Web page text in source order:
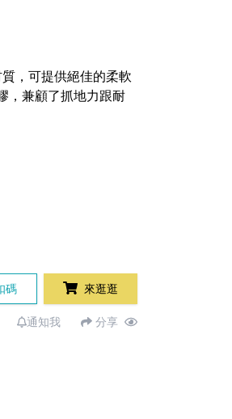
，可提供絕佳的柔軟
，兼顧了抓地力跟耐
碼 來逛逛
通知我 分享